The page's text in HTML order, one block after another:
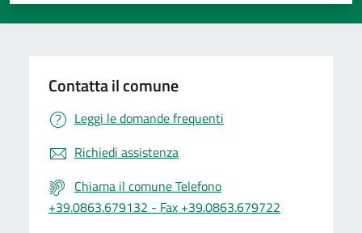
Contatta il comune
Leggi le domande frequenti
Richiedi assistenza
Chiama il comune Telefono
+39.0863.679132 - Fax +39.0863.679722